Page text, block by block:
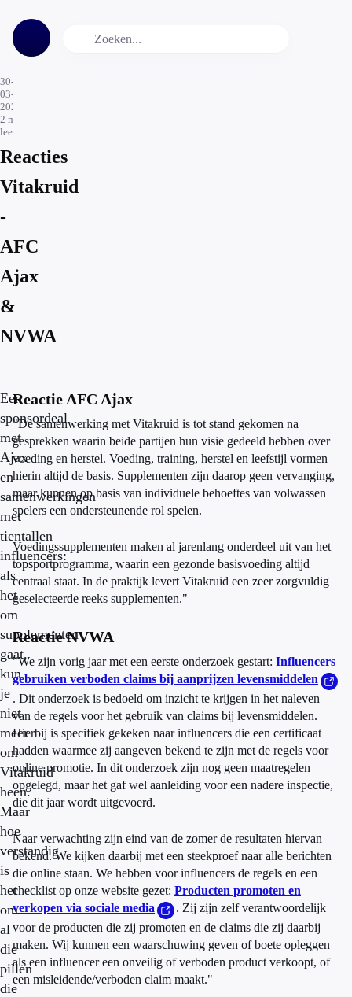
30-
03-
2026
2 min.
leestijd
Reacties
Vitakruid
-
AFC
Ajax
&
NVWA
Een
sponsordeal
met
Ajax
en
samenwerkingen
met
tientallen
influencers:
als
het
om
supplementen
gaat,
kun
je
niet
meer
om
Vitakruid
heen.
Maar
hoe
verstandig
is
het
om
al
die
pillen
die
Reactie AFC Ajax
"De samenwerking met Vitakruid is tot stand gekomen na
gesprekken waarin beide partijen hun visie gedeeld hebben over
voeding en herstel. Voeding, training, herstel en leefstijl vormen
hierin altijd de basis. Supplementen zijn daarop geen vervanging,
maar kunnen op basis van individuele behoeftes van volwassen
spelers een ondersteunende rol spelen.
Voedingssupplementen maken al jarenlang onderdeel uit van het
topsportprogramma, waarin een gezonde basisvoeding altijd
centraal staat. In de praktijk levert Vitakruid een zeer zorgvuldig
geselecteerde reeks supplementen."
Reactie NVWA
"We zijn vorig jaar met een eerste onderzoek gestart: Influencers
gebruiken verboden claims bij aanprijzen levensmiddelen
. Dit onderzoek is bedoeld om inzicht te krijgen in het naleven
van de regels voor het gebruik van claims bij levensmiddelen.
Hierbij is specifiek gekeken naar influencers die een certificaat
hadden waarmee zij aangeven bekend te zijn met de regels voor
online promotie. In dit onderzoek zijn nog geen maatregelen
opgelegd, maar het gaf wel aanleiding voor een nadere inspectie,
die dit jaar wordt uitgevoerd.
Naar verwachting zijn eind van de zomer de resultaten hiervan
bekend. We kijken daarbij met een steekproef naar alle berichten
die online staan. We hebben voor influencers de regels en een
checklist op onze website gezet: Producten promoten en
verkopen via sociale media
. Zij zijn zelf verantwoordelijk
voor de producten die zij promoten en de claims die zij daarbij
maken. Wij kunnen een waarschuwing geven of boete opleggen
als een influencer een onveilig of verboden product verkoopt, of
een misleidende/verboden claim maakt."